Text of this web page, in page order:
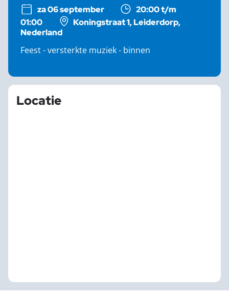
za 06 september
20:00 t/m
01:00
Koningstraat 1, Leiderdorp,
Nederland
Feest - versterkte muziek - binnen
Locatie